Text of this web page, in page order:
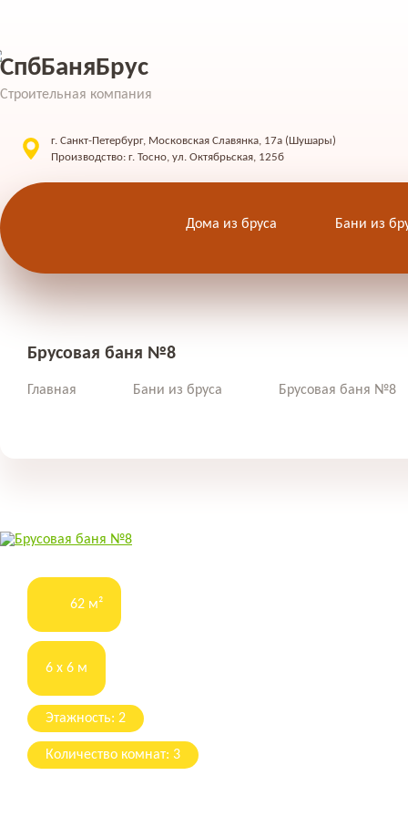
СпбБаняБрус
Строительная компания
г. Санкт-Петербург, Московская Славянка, 17а (Шушары)
Производство: г. Тосно, ул. Октябрьская, 125б
Дома из бруса Бани из
Брусовая баня №8
Главная Бани из бруса Брусовая баня №8
62 м²
6 x 6 м
Этажность: 2
Количество комнат: 3